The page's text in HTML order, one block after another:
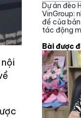
Dự án đèo
VinGroup:
đề của
tác động
Bài được